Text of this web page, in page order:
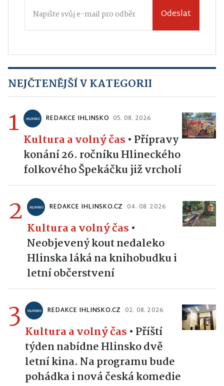
Odeslat
NEJČTENĚJŠÍ V KATEGORII
1 REDAKCE IHLINSKO 05. 08. 2026
Kultura a volný čas • Přípravy
konání 26. ročníku Hlineckého
folkového Špekáčku již vrcholí
2 REDAKCE IHLINSKO.CZ 04. 08. 2026
Kultura a volný čas •
Neobjevený kout nedaleko
Hlinska láká na knihobudku i
letní občerstvení
3 REDAKCE IHLINSKO.CZ 02. 08. 2026
Kultura a volný čas • Příští
týden nabídne Hlinsko dvě
letní kina. Na programu bude
pohádka i nová česká komedie